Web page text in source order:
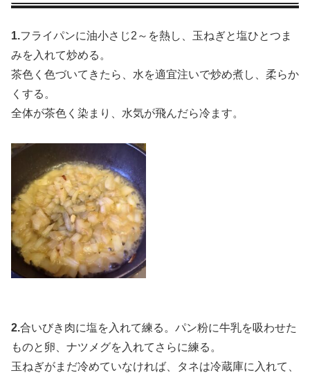
1.フライパンに油小さじ2～を熱し、玉ねぎと塩ひとつま
みを入れて炒める。
茶色く色づいてきたら、水を適宜注いで炒め煮し、柔らか
くする。
全体が茶色く染まり、水気が飛んだら冷ます。
2.合いびき肉に塩を入れて練る。パン粉に牛乳を吸わせた
ものと卵、ナツメグを入れてさらに練る。
玉ねぎがまだ冷めていなければ、タネは冷蔵庫に入れて、